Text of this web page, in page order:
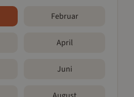
Februar
April
Juni